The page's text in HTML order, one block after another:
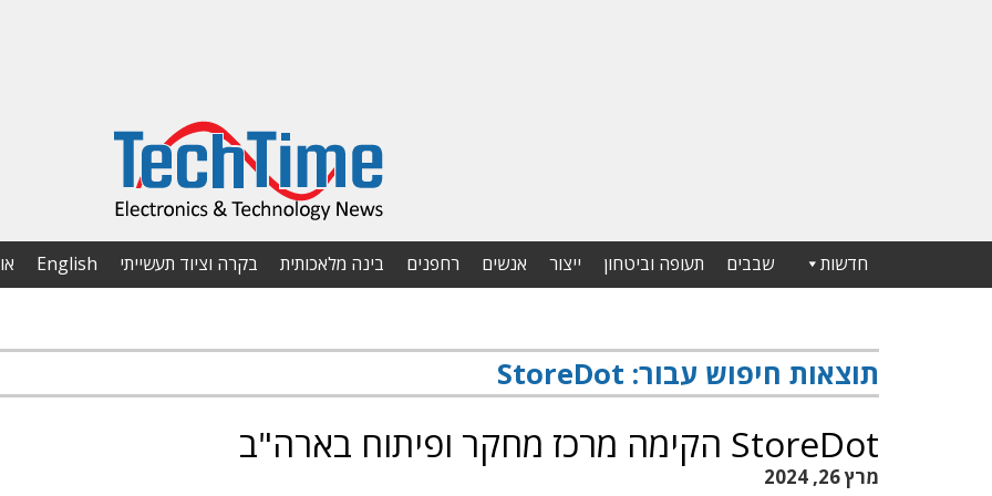
חדשות שבבים תעופה וביטחון ייצור אנשים רחפנים בינה מלאכותית בקרה וציוד תעשייתי English
תוצאות חיפוש עבור: StoreDot
StoreDot הקימה מרכז מחקר ופיתוח בארה"ב
מרץ 26, 2024